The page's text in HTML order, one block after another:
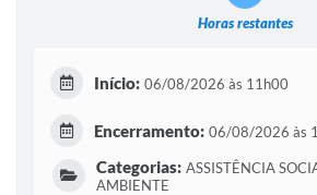
Horas restantes
Início: 06/08/2026 às 11h00
Encerramento: 06/08/2026 às
Categorias: ASSISTÊNCIA
AMBIENTE